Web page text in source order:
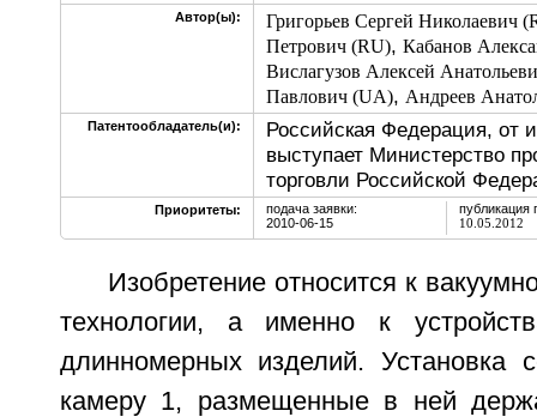
Автор(ы):
Григорьев Сергей Николаевич
Петрович (RU), Кабанов
Вислагузов Алексей
Павлович (UA), Андреев
Патентообладатель(и):
Российская Федерация, от
выступает Министерство
торговли Российской
Приоритеты:
подача заявки:
2010-06-15
публикация
10.05.2012
Изобретение относится к
технологии, а именно к
длинномерных изделий. Установка
камеру 1, размещенные в ней